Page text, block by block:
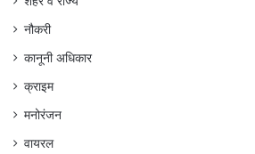
नौकरी
कानूनी अधिकार
क्राइम
मनोरंजन
वायरल